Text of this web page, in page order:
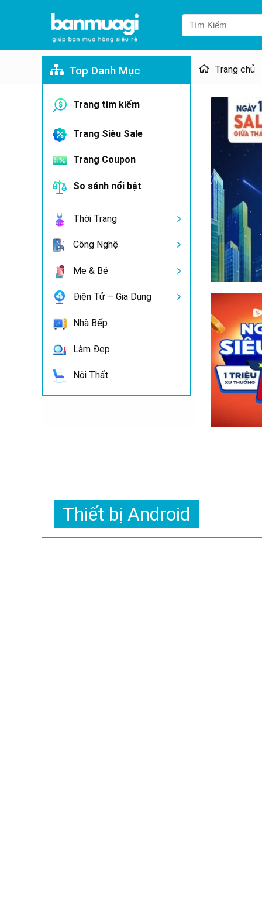
Top Danh Mục
Trang tìm kiếm
Trang Siêu Sale
Trang Coupon
So sánh nổi bật
Thời Trang
Công Nghệ
Mẹ & Bé
Điện Tử – Gia Dụng
Nhà Bếp
Làm Đẹp
Nội Thất
Trang chủ
Thiết bị Android